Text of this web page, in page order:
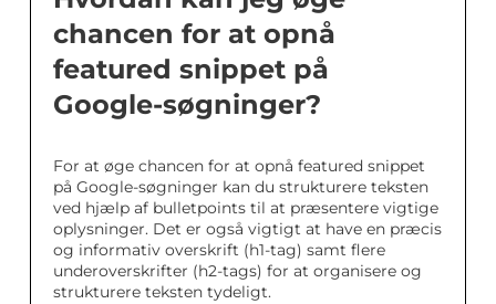
chancen for at opnå
featured snippet på
Google-søgninger?
For at øge chancen for at opnå featured snippet
på Google-søgninger kan du strukturere teksten
ved hjælp af bulletpoints til at præsentere vigtige
oplysninger. Det er også vigtigt at have en præcis
og informativ overskrift (h1-tag) samt flere
underoverskrifter (h2-tags) for at organisere og
strukturere teksten tydeligt.